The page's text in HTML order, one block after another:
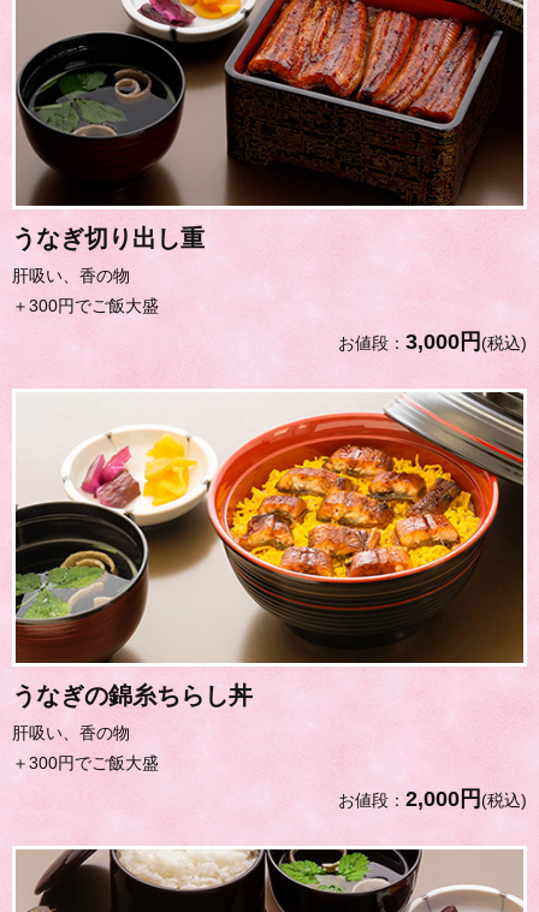
うなぎ切り出し重
肝吸い、香の物
＋300円でご飯大盛
お値段： 3,000円(税込)
うなぎの錦糸ちらし丼
肝吸い、香の物
＋300円でご飯大盛
お値段： 2,000円(税込)